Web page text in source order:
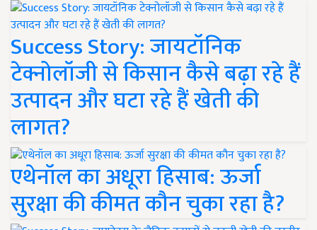
Success Story: जायटॉनिक
टेक्नोलॉजी से किसान कैसे बढ़ा रहे हैं
उत्पादन और घटा रहे हैं खेती की
लागत?
एथेनॉल का अधूरा हिसाब: ऊर्जा
सुरक्षा की कीमत कौन चुका रहा है?